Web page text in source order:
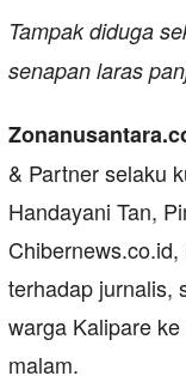
Tampak diduga
senapan laras
& Partner selaku
Handayani Tan,
terhadap jurnalis,
warga Kalipare
malam.